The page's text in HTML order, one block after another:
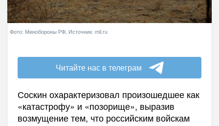
Фото: Минобороны РФ, Источник: mil.ru
Читайте нас в телеграм
Соскин охарактеризовал произошедшее как
«катастрофу» и «позорище», выразив
возмущение тем, что российским войскам